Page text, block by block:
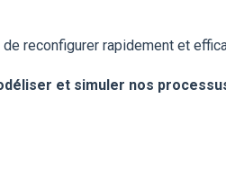
reconfigurer rapidement et
et simuler nos